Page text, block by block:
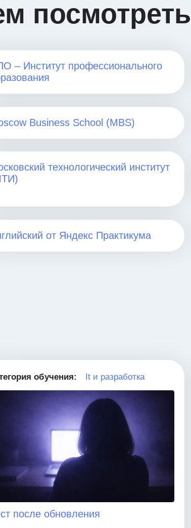
посмотреть
– Институт профессионального
Business School (MBS)
технологический институт
от Яндекс Практикума
обучения: It и разработка
после обновления